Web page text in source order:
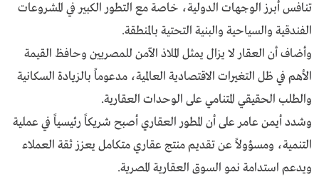
تنافس أبرز الوجهات الدولية، خاصة مع التطور الكبير في المشروعات
الفندقية والسياحية والبنية التحتية بالمنطقة.
وأضاف أن العقار لا يزال يمثل الملاذ الآمن للمصريين وحافظ القيمة
الأهم في ظل التغيرات الاقتصادية العالمية، مدعوماً بالزيادة السكانية
والطلب الحقيقي المتنامي على الوحدات العقارية.
وشدد أيمن عامر على أن المطور العقاري أصبح شريكاً رئيسياً في عملية
التنمية، ومسؤولاً عن تقديم منتج عقاري متكامل يعزز ثقة العملاء
ويدعم استدامة نمو السوق العقارية المصرية.